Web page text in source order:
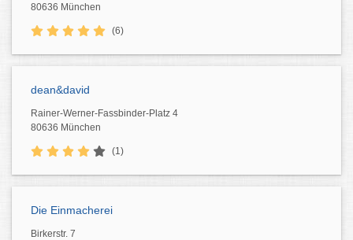
80636 München
(6)
dean&david
Rainer-Werner-Fassbinder-Platz 4
80636 München
(1)
Die Einmacherei
Birkerstr. 7